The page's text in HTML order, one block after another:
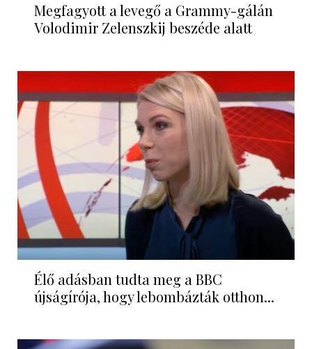
Megfagyott a levegő a Grammy-gálán
Volodimir Zelenszkij beszéde alatt
Élő adásban tudta meg a BBC
újságírója, hogy lebombázták otthon...